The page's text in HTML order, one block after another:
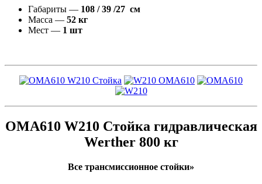
Габариты — 108 / 39 /27 см
Масса — 52 кг
Мест — 1 шт
OMA610 W210 Стойка гидравлическая
Werther 800 кг
Все трансмиссионное стойки»